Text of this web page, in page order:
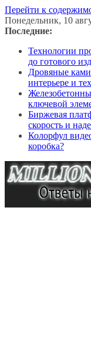
Перейти к
Понедельник, 10
Последние:
Технологии
до готового
Дровяные
интерьере и
ключевой
Биржевая
скорость и
Колорфул
коробка?